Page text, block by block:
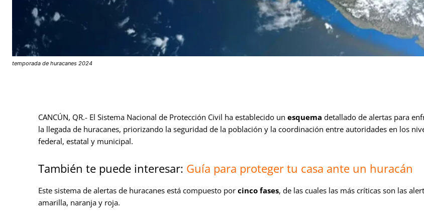
temporada de huracanes 2024
CANCÚN, QR.- El Sistema Nacional de Protección Civil ha establecido un esquema detallado de alertas para
la llegada de huracanes, priorizando la seguridad de la población y la coordinación entre autoridades en los
federal, estatal y municipal.
También te puede interesar: Guía para proteger tu casa ante un huracán
Este sistema de alertas de huracanes está compuesto por cinco fases, de las cuales las más críticas son las
amarilla, naranja y roja.